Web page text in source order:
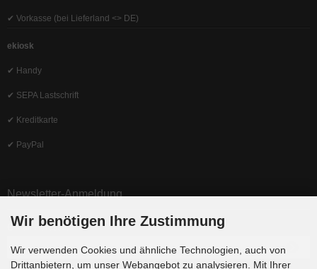
✔ Vorkasse (bei Lieferland <> DE)
ekiosk
✔ Handy
✔ SEPA Lastschrift
✔ Kreditkarte
✔ PayPal
Newsletter-Anmeldung
E-Mail-Adresse:
Wir benötigen Ihre Zustimmung
Wir verwenden Cookies und ähnliche Technologien, auch von
Drittanbietern, um unser Webangebot zu analysieren. Mit Ihrer